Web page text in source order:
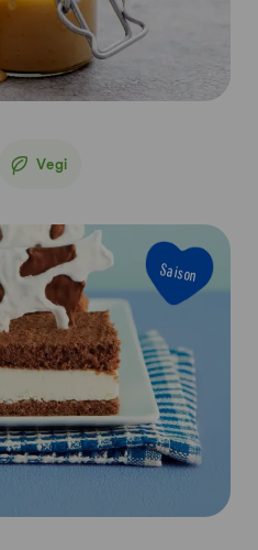
Vegi
Vegetarisch
Saison